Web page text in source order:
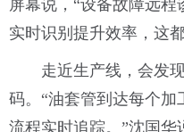
屏幕说，“设备故障远
实时识别提升效率，这
走近生产线，会发
码。“油套管到达每个
流程实时追踪。”沈国华